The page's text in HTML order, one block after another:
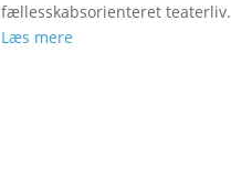
fællesskabsorienteret teaterliv.
Læs mere